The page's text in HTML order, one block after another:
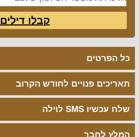
קבלו דילים
כל הפרטים
תאריכים פנויים לחודש הקרוב
שלח עכשיו SMS לוילה
המלץ לחבר